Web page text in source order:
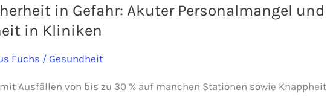
in Gefahr: Akuter Personalmangel und
in Kliniken
Fuchs / Gesundheit
Ausfällen von bis zu 30 % auf manchen Stationen sowie Knappheit